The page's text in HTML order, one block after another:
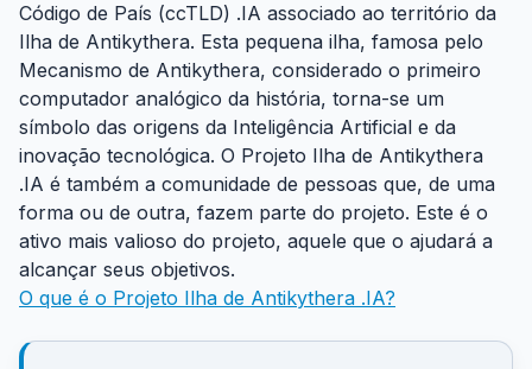
Código de País (ccTLD) .IA associado ao território da
Ilha de Antikythera. Esta pequena ilha, famosa pelo
Mecanismo de Antikythera, considerado o primeiro
computador analógico da história, torna-se um
símbolo das origens da Inteligência Artificial e da
inovação tecnológica. O Projeto Ilha de Antikythera
.IA é também a comunidade de pessoas que, de uma
forma ou de outra, fazem parte do projeto. Este é o
ativo mais valioso do projeto, aquele que o ajudará a
alcançar seus objetivos.
O que é o Projeto Ilha de Antikythera .IA?